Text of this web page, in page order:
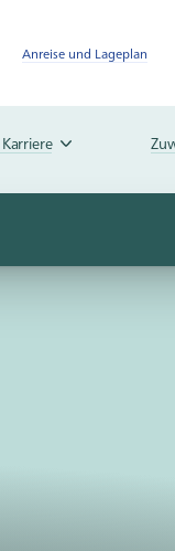
Anreise und Lageplan
Karriere